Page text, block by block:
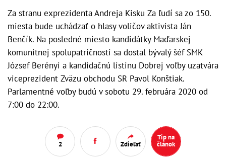
Za stranu exprezidenta Andreja Kisku Za ľudí sa zo 150.
miesta bude uchádzať o hlasy voličov aktivista Ján
Benčík. Na posledné miesto kandidátky Maďarskej
komunitnej spolupatričnosti sa dostal bývalý šéf SMK
József Berényi a kandidačnú listinu Dobrej voľby uzatvára
viceprezident Zväzu obchodu SR Pavol Konštiak.
Parlamentné voľby budú v sobotu 29. februára 2020 od
7:00 do 22:00.
2 Zdieľať
Tip na
článok